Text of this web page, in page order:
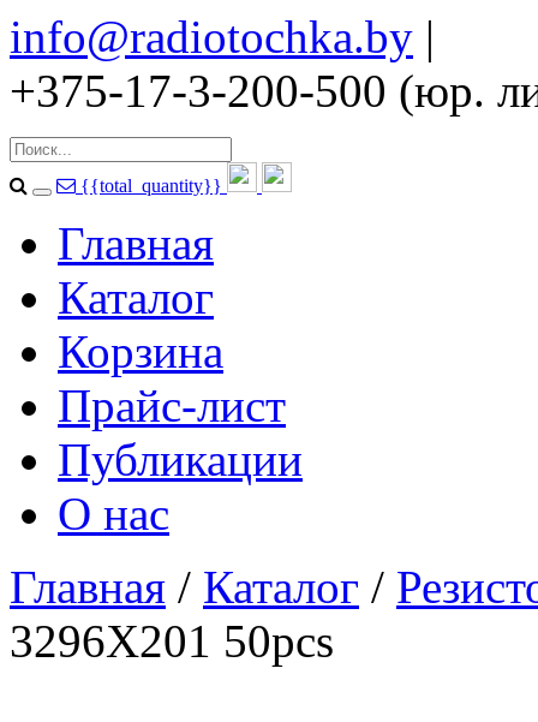
info@radiotochka.by |
+375-17-3-200-500 (юр.
{{total_quantity}}
Главная
Каталог
Корзина
Прайс-лист
Публикации
О нас
Главная / Каталог /
3296X201 50pcs